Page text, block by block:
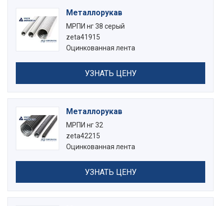
Металлорукав
МРПИ нг 38 серый
zeta41915
Оцинкованная лента
УЗНАТЬ ЦЕНУ
Металлорукав
МРПИ нг 32
zeta42215
Оцинкованная лента
УЗНАТЬ ЦЕНУ